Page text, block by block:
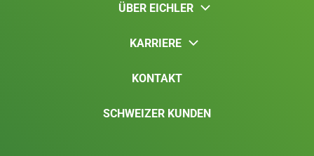
ÜBER EICHLER
KARRIERE
KONTAKT
SCHWEIZER KUNDEN